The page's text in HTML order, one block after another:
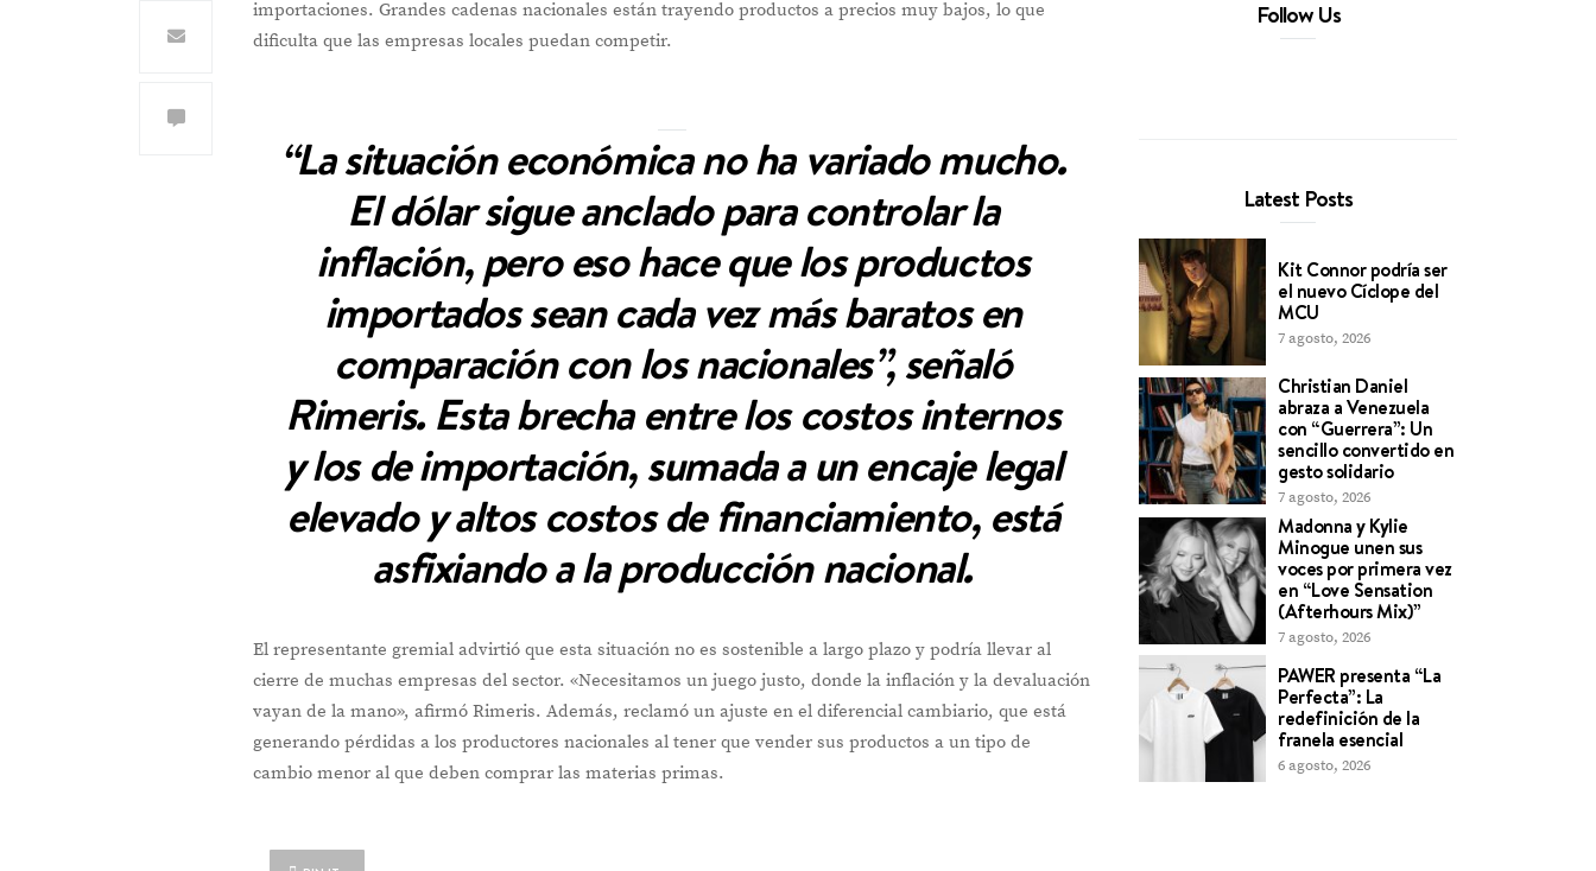
importaciones. Grandes cadenas nacionales están trayendo productos a precios muy bajos, lo que
dificulta que las empresas locales puedan competir.
“La situación económica no ha variado mucho.
El dólar sigue anclado para controlar la
inflación, pero eso hace que los productos
importados sean cada vez más baratos en
comparación con los nacionales”, señaló
Rimeris. Esta brecha entre los costos internos
y los de importación, sumada a un encaje legal
elevado y altos costos de financiamiento, está
asfixiando a la producción nacional.
El representante gremial advirtió que esta situación no es sostenible a largo plazo y podría llevar al
cierre de muchas empresas del sector. «Necesitamos un juego justo, donde la inflación y la devaluación
vayan de la mano», afirmó Rimeris. Además, reclamó un ajuste en el diferencial cambiario, que está
generando pérdidas a los productores nacionales al tener que vender sus productos a un tipo de
cambio menor al que deben comprar las materias primas.
Follow Us
Latest Posts
Kit Connor podría ser
el nuevo Cíclope del
MCU
7 agosto, 2026
Christian Daniel
abraza a Venezuela
con “Guerrera”: Un
sencillo convertido en
gesto solidario
7 agosto, 2026
Madonna y Kylie
Minogue unen sus
voces por primera vez
en “Love Sensation
(Afterhours Mix)”
7 agosto, 2026
PAWER presenta “La
Perfecta”: La
redefinición de la
franela esencial
6 agosto, 2026